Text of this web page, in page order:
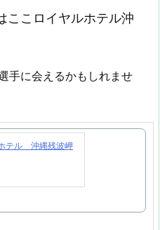
ここロイヤルホテル沖
手に会えるかもしれませ
テル 沖縄残波岬